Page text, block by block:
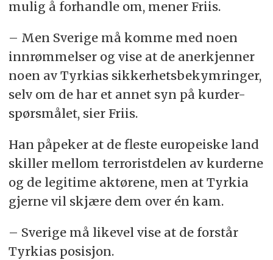
mulig å forhandle om, mener Friis.
– Men Sverige må komme med noen
innrømmelser og vise at de anerkjenner
noen av Tyrkias sikkerhetsbekymringer,
selv om de har et annet syn på kurder-
spørsmålet, sier Friis.
Han påpeker at de fleste europeiske land
skiller mellom terroristdelen av kurderne
og de legitime aktørene, men at Tyrkia
gjerne vil skjære dem over én kam.
– Sverige må likevel vise at de forstår
Tyrkias posisjon.